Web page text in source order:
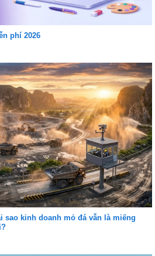
phí 2026
sao kinh doanh mỏ đá vẫn là miếng